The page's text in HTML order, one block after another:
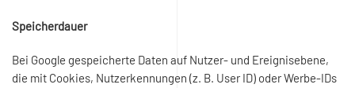
Speicherdauer
Bei Google gespeicherte Daten auf Nutzer- und Ereignisebene,
die mit Cookies, Nutzerkennungen (z. B. User ID) oder Werbe-IDs